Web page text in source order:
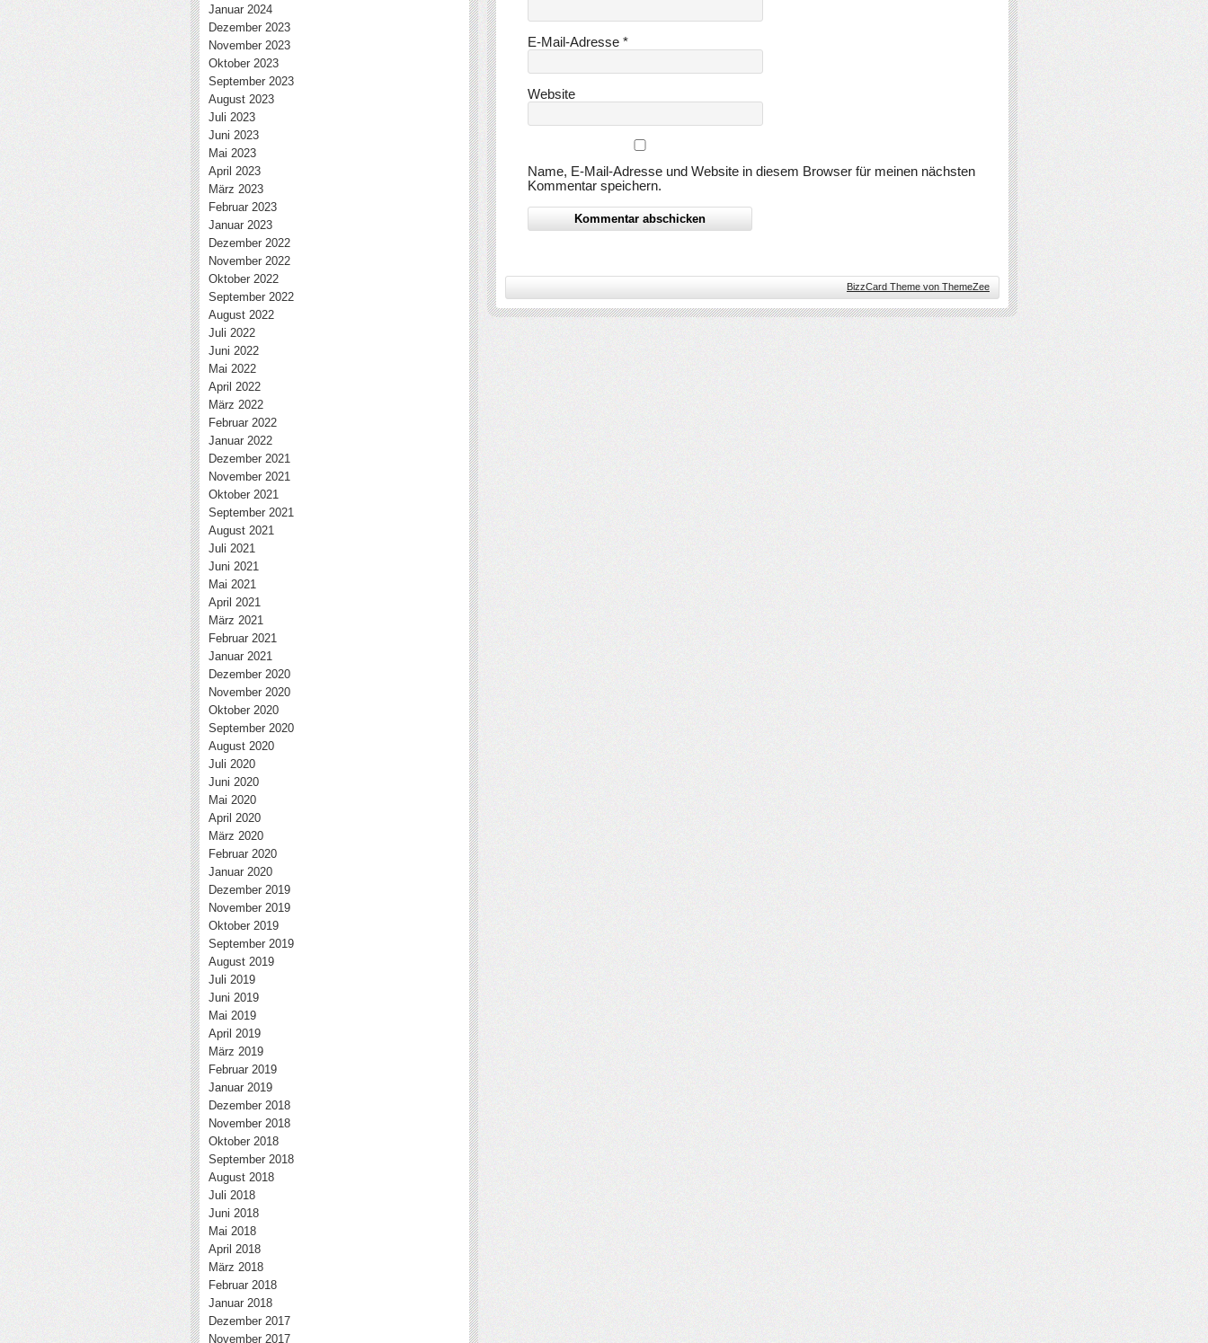
E-Mail-Adresse *
Website
Name, E-Mail-Adresse und Website in diesem Browser für meinen nächsten
Kommentar speichern.
BizzCard Theme von ThemeZee
Januar 2024
Dezember 2023
November 2023
Oktober 2023
September 2023
August 2023
Juli 2023
Juni 2023
Mai 2023
April 2023
März 2023
Februar 2023
Januar 2023
Dezember 2022
November 2022
Oktober 2022
September 2022
August 2022
Juli 2022
Juni 2022
Mai 2022
April 2022
März 2022
Februar 2022
Januar 2022
Dezember 2021
November 2021
Oktober 2021
September 2021
August 2021
Juli 2021
Juni 2021
Mai 2021
April 2021
März 2021
Februar 2021
Januar 2021
Dezember 2020
November 2020
Oktober 2020
September 2020
August 2020
Juli 2020
Juni 2020
Mai 2020
April 2020
März 2020
Februar 2020
Januar 2020
Dezember 2019
November 2019
Oktober 2019
September 2019
August 2019
Juli 2019
Juni 2019
Mai 2019
April 2019
März 2019
Februar 2019
Januar 2019
Dezember 2018
November 2018
Oktober 2018
September 2018
August 2018
Juli 2018
Juni 2018
Mai 2018
April 2018
März 2018
Februar 2018
Januar 2018
Dezember 2017
November 2017